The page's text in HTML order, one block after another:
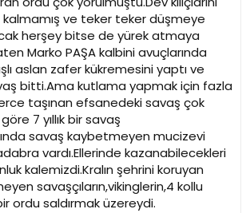
ve teker teker düşmeye
herşey bitse de yürek atmaya
Marko PAŞA kalbini avuçlarında
aslan zafer kükremesini yaptı ve
bitti.Ama kutlama yapmak için fazla
taşınan efsanedeki savaş çok
7 yıllık bir savaş
savaş kaybetmeyen mucizevi
vardı.Ellerinde kazanabilecekleri
kalemizdi.Kralın şehrini koruyan
savaşçıların,vikinglerin,4 kollu
ordu saldırmak üzereydi.